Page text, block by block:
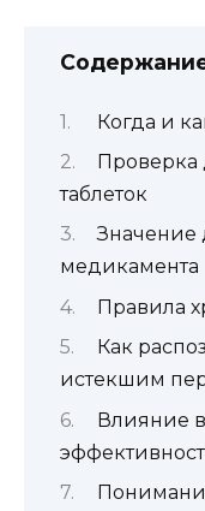
Когда и
Проверка
таблеток
Значение
медикамента
Правила
Как
истекшим
Влияние